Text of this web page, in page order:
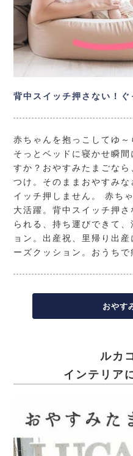
背中スイッチ押さない！
赤ちゃんを抱っこしてゆ～
そっとベッドに寝かせ瞬
すか？おやすみたまごな
つけ。そのままおやすみ
イッチ押しません。 赤ち
大活躍。背中スイッチ押
られる、持ち運びできて
ョン。出産祝、里帰り出
ーズクッション。おうちで
おやす
ルカ
インテリア